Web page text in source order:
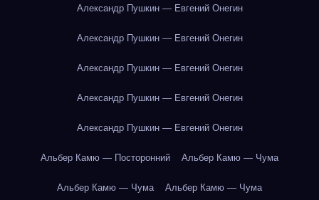
Александр Пушкин — Евгений Онегин
Александр Пушкин — Евгений Онегин
Александр Пушкин — Евгений Онегин
Александр Пушкин — Евгений Онегин
Александр Пушкин — Евгений Онегин
Альбер Камю — Посторонний Альбер Камю — Чума
Альбер Камю — Чума Альбер Камю — Чума